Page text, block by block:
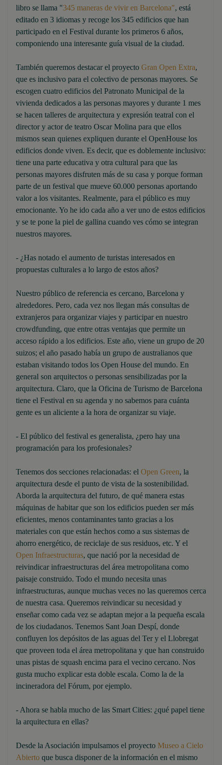
libro se llama "345 maneras de vivir en Barcelona", está
editado en 3 idiomas y recoge los 345 edificios que han
participado en el Festival durante los primeros 6 años,
componiendo una interesante guía visual de la ciudad.
También queremos destacar el proyecto Gran Open Extra,
que es inclusivo para el colectivo de personas mayores. Se
escogen cuatro edificios del Patronato Municipal de la
vivienda dedicados a las personas mayores y durante 1 mes
se hacen talleres de arquitectura y expresión teatral con el
director y actor de teatro Oscar Molina para que ellos
mismos sean quienes expliquen durante el OpenHouse los
edificios donde viven. Es decir, que es doblemente inclusivo:
tiene una parte educativa y otra cultural para que las
personas mayores disfruten más de su casa y porque forman
parte de un festival que mueve 60.000 personas aportando
valor a los visitantes. Realmente, para el público es muy
emocionante. Yo he ido cada año a ver uno de estos edificios
y se te pone la piel de gallina cuando ves cómo se integran
nuestros mayores.
- ¿Has notado el aumento de turistas interesados ​​en
propuestas culturales a lo largo de estos años?
Nuestro público de referencia es cercano, Barcelona y
alrededores. Pero, cada vez nos llegan más consultas de
extranjeros para organizar viajes y participar en nuestro
crowdfunding, que entre otras ventajas que permite un
acceso rápido a los edificios. Este año, viene un grupo de 20
suizos; el año pasado había un grupo de australianos que
estaban visitando todos los Open House del mundo. En
general son arquitectos o personas sensibilizadas por la
arquitectura. Claro, que la Oficina de Turismo de Barcelona
tiene el Festival en su agenda y no sabemos para cuánta
gente es un aliciente a la hora de organizar su viaje.
- El público del festival es generalista, ¿pero hay una
programación para los profesionales?
Tenemos dos secciones relacionadas: el Open Green, la
arquitectura desde el punto de vista de la sostenibilidad.
Aborda la arquitectura del futuro, de qué manera estas
máquinas de habitar que son los edificios pueden ser más
eficientes, menos contaminantes tanto gracias a los
materiales con que están hechos como a sus sistemas de
ahorro energético, de reciclaje de sus residuos, etc. Y el
Open Infraestructuras, que nació por la necesidad de
reivindicar infraestructuras del área metropolitana como
paisaje construido. Todo el mundo necesita unas
infraestructuras, aunque muchas veces no las queremos cerca
de nuestra casa. Queremos reivindicar su necesidad y
enseñar como cada vez se adaptan mejor a la pequeña escala
de los ciudadanos. Tenemos Sant Joan Despí, donde
confluyen los depósitos de las aguas del Ter y el Llobregat
que proveen toda el área metropolitana y que han construido
unas pistas de squash encima para el vecino cercano. Nos
gusta mucho explicar esta doble escala. Como la de la
incineradora del Fórum, por ejemplo.
- Ahora se habla mucho de las Smart Cities: ¿qué papel tiene
la arquitectura en ellas?
Desde la Asociación impulsamos el proyecto Museo a Cielo
Abierto que busca disponer de la información en el mismo